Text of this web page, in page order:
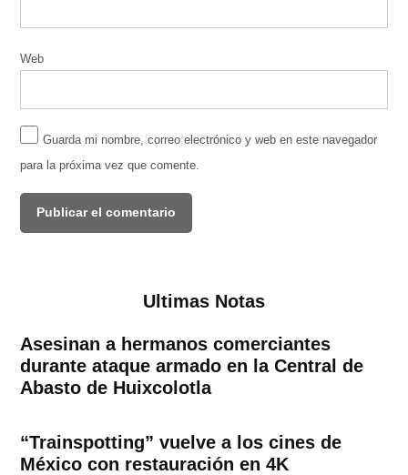
Web
Guarda mi nombre, correo electrónico y web en este navegador
para la próxima vez que comente.
Ultimas Notas
Asesinan a hermanos comerciantes
durante ataque armado en la Central de
Abasto de Huixcolotla
“Trainspotting” vuelve a los cines de
México con restauración en 4K